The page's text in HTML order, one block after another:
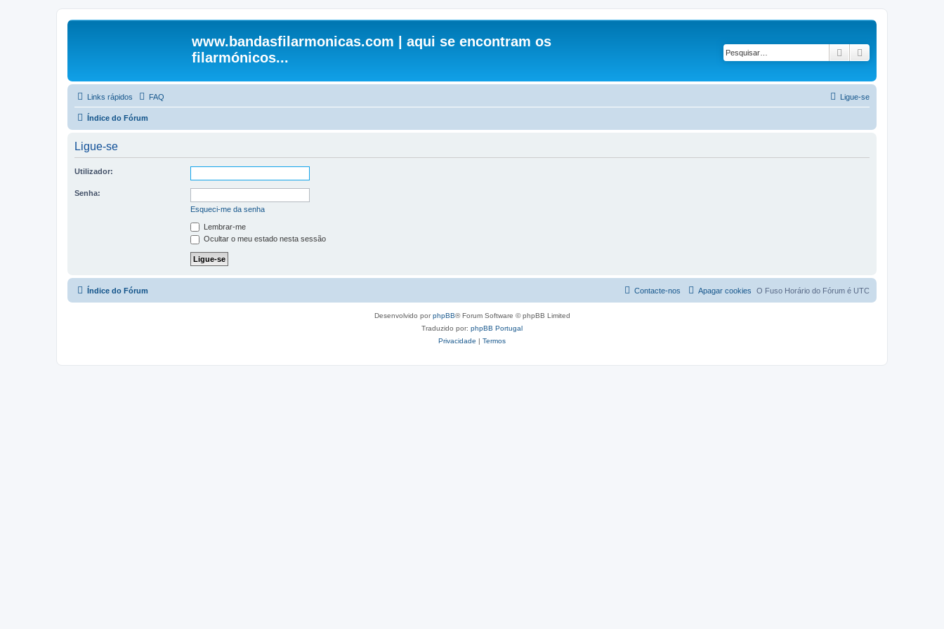
www.bandasfilarmonicas.com | aqui se encontram os
filarmónicos...
Pesquisar
Links rápidos FAQ Ligue-se
Índice do Fórum
Ligue-se
Utilizador:
Senha:
Esqueci-me da senha
Lembrar-me
Ocultar o meu estado nesta sessão
Índice do Fórum O Fuso Horário do Fórum é UTC
Apagar cookies
Contacte-nos
Desenvolvido porphpBB® Forum Software © phpBB Limited
Traduzido por: phpBB Portugal
Privacidade | Termos